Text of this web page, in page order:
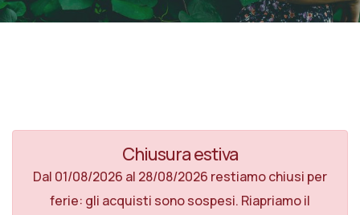
Chiusura estiva
Dal 01/08/2026 al 28/08/2026 restiamo chiusi per
ferie: gli acquisti sono sospesi. Riapriamo il